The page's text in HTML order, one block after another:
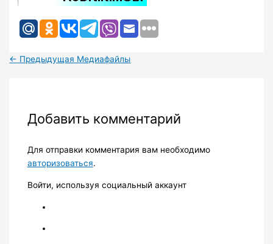
← Предыдущая Медиафайлы
Добавить комментарий
Для отправки комментария вам необходимо
авторизоваться.
Войти, используя социальный аккаунт